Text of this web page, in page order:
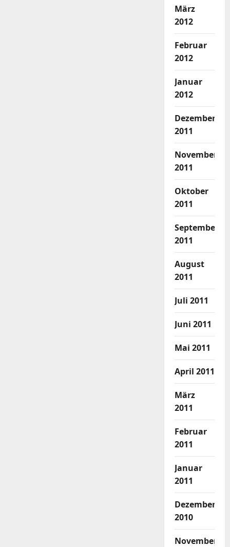
März
2012
Februar
2012
Januar
2012
Dezember
2011
November
2011
Oktober
2011
September
2011
August
2011
Juli 2011
Juni 2011
Mai 2011
April 2011
März
2011
Februar
2011
Januar
2011
Dezember
2010
November